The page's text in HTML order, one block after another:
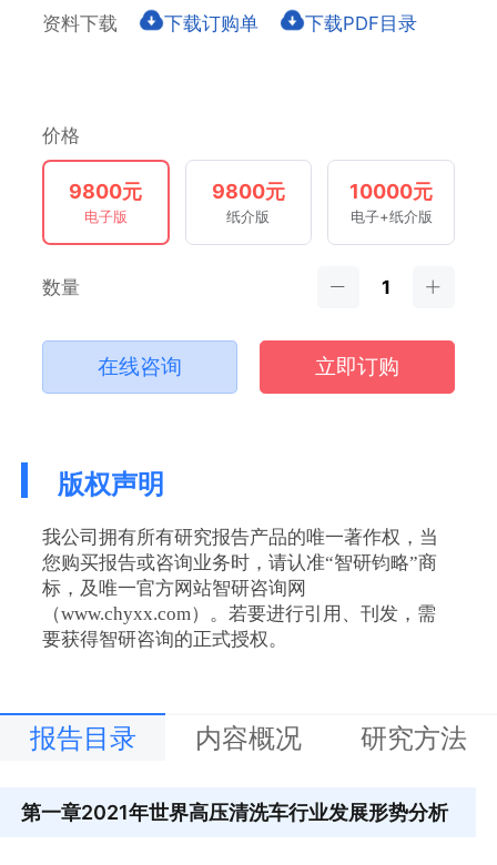
资料下载 下载订购单 下载PDF目录
价格
9800元
电子版
9800元
纸介版
10000元
电子+纸介版
数量
在线咨询 立即订购
版权声明
我公司拥有所有研究报告产品的唯一著作权，当
您购买报告或咨询业务时，请认准“智研钧略”商
标，及唯一官方网站智研咨询网
（www.chyxx.com）。若要进行引用、刊发，需
要获得智研咨询的正式授权。
报告目录 内容概况 研究方法
第一章2021年世界高压清洗车行业发展形势分析